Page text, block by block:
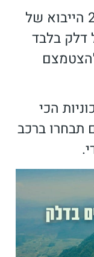
באופן תיאורטי, עד שנת 2030 הייבוא של
דלק בלבד
הכי
תבחרו ברכב